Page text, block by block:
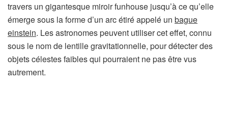
travers un gigantesque miroir funhouse jusqu’à ce qu’elle
émerge sous la forme d’un arc étiré appelé un bague
einstein. Les astronomes peuvent utiliser cet effet, connu
sous le nom de lentille gravitationnelle, pour détecter des
objets célestes faibles qui pourraient ne pas être vus
autrement.